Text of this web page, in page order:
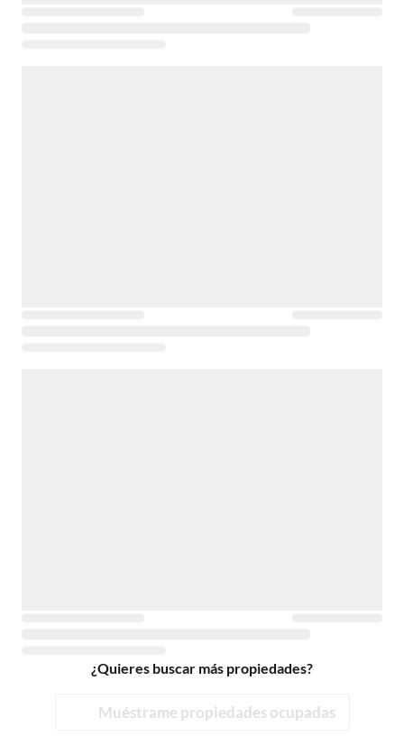
¿Quieres buscar más propiedades?
Muéstrame propiedades ocupadas